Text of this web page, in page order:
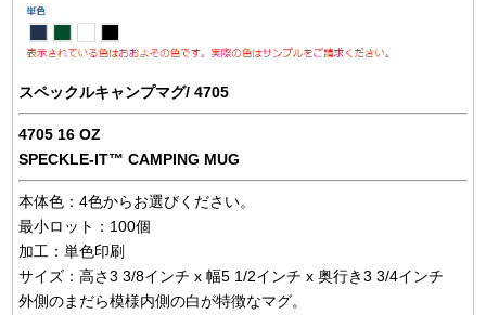
スペックルキャンプマグ/ 4705
4705 16 OZ
SPECKLE-IT™ CAMPING MUG
本体色：4色からお選びください。
最小ロット：100個
加工：単色印刷
サイズ：高さ3 3/8インチ x 幅5 1/2インチ x 奥行き3 3/4インチ
外側のまだら模様内側の白が特徴なマグ。